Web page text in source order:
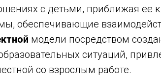
с детьми, приближая ее
обеспечивающие
модели посредством
ситуаций,
со взрослым работе.